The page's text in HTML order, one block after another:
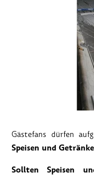
Gästefans dürfen
Speisen und Getränke
Sollten Speisen